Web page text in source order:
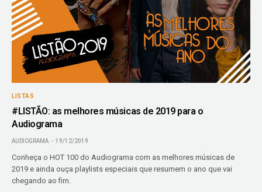
LISTAS
#LISTÃO: as melhores músicas de 2019 para o
Audiograma
AUDIOGRAMA 19/12/2019
Conheça o HOT 100 do Audiograma com as melhores músicas de
2019 e ainda ouça playlists especiais que resumem o ano que vai
chegando ao fim.